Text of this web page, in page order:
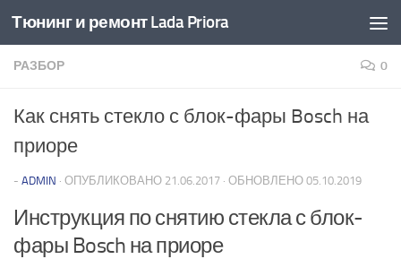
Перейти к содержимому
Тюнинг и ремонт Lada Priora
РАЗБОР 0
Как снять стекло с блок-фары Bosch на
приоре
- ADMIN · ОПУБЛИКОВАНО 21.06.2017 · ОБНОВЛЕНО 05.10.2019
Инструкция по снятию стекла с блок-
фары Bosch на приоре